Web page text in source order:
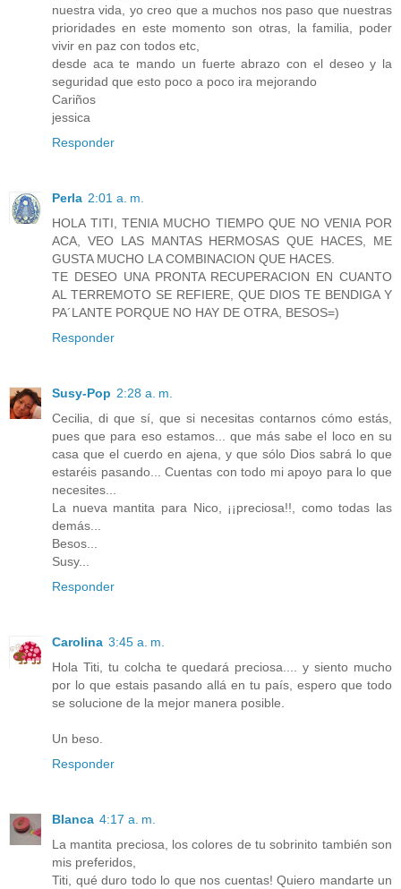
nuestra vida, yo creo que a muchos nos paso que nuestras
prioridades en este momento son otras, la familia, poder
vivir en paz con todos etc,
desde aca te mando un fuerte abrazo con el deseo y la
seguridad que esto poco a poco ira mejorando
Cariños
jessica
Responder
Perla 2:01 a. m.
HOLA TITI, TENIA MUCHO TIEMPO QUE NO VENIA POR
ACA, VEO LAS MANTAS HERMOSAS QUE HACES, ME
GUSTA MUCHO LA COMBINACION QUE HACES.
TE DESEO UNA PRONTA RECUPERACION EN CUANTO
AL TERREMOTO SE REFIERE, QUE DIOS TE BENDIGA Y
PA´LANTE PORQUE NO HAY DE OTRA, BESOS=)
Responder
Susy-Pop 2:28 a. m.
Cecilia, di que sí, que si necesitas contarnos cómo estás,
pues que para eso estamos... que más sabe el loco en su
casa que el cuerdo en ajena, y que sólo Dios sabrá lo que
estaréis pasando... Cuentas con todo mi apoyo para lo que
necesites...
La nueva mantita para Nico, ¡¡preciosa!!, como todas las
demás...
Besos...
Susy...
Responder
Carolina 3:45 a. m.
Hola Titi, tu colcha te quedará preciosa.... y siento mucho
por lo que estais pasando allá en tu país, espero que todo
se solucione de la mejor manera posible.
Un beso.
Responder
Blanca 4:17 a. m.
La mantita preciosa, los colores de tu sobrinito también son
mis preferidos,
Titi, qué duro todo lo que nos cuentas! Quiero mandarte un